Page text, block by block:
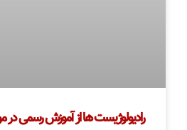
رادیولوژیست ها از آموزش رسمی در مورد